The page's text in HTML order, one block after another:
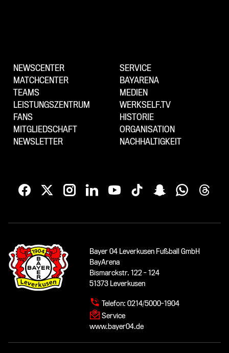
NEWSCENTER
MATCHCENTER
TEAMS
LEISTUNGSZENTRUM
FANS
MITGLIEDSCHAFT
NEWSLETTER
SERVICE
BAYARENA
MEDIEN
WERKSELF.TV
HISTORIE
ORGANISATION
NACHHALTIGKEIT
Bayer 04 Leverkusen Fußball GmbH
BayArena
Bismarckstr. 122 - 124
51373 Leverkusen
Telefon: 0214/5000-1904
Service
www.bayer04.de